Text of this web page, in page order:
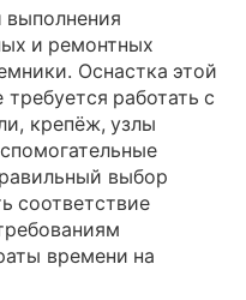
выполнения
и ремонтных
Оснастка этой
работать с
крепёж, узлы
выбор
соответствие
времени на